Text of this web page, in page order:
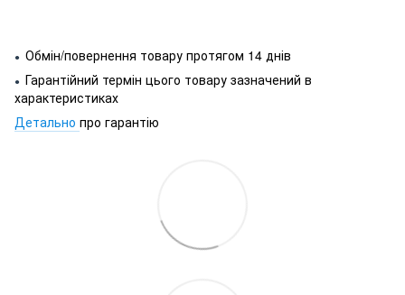
● Обмін/повернення товару протягом 14 днів
● Гарантійний термін цього товару зазначений в
характеристиках
Детально про гарантію